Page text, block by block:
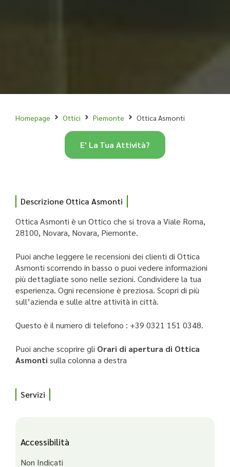
Homepage Ottici Piemonte Ottica Asmonti
Descrizione Ottica Asmonti
Ottica Asmonti è un Ottico che si trova a Viale Roma,
28100, Novara, Novara, Piemonte.
Puoi anche leggere le recensioni dei clienti di Ottica
Asmonti scorrendo in basso o puoi vedere informazioni
più dettagliate sono nelle sezioni. Condividere la tua
esperienza. Ogni recensione è preziosa. Scopri di più
sull’azienda e sulle altre attività in città.
Questo è il numero di telefono : +39 0321 151 0348.
Puoi anche scoprire gli Orari di apertura di Ottica
Asmonti sulla colonna a destra
Servizi
Accessibilità
Non Indicati
E' La Tua Attività?